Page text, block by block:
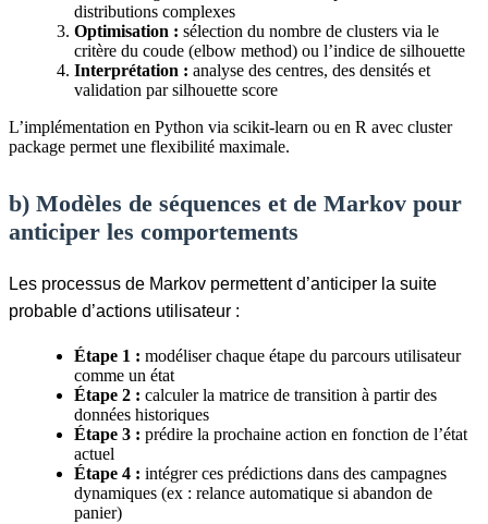
distributions complexes
Optimisation : sélection du nombre de clusters via le
critère du coude (elbow method) ou l’indice de silhouette
Interprétation : analyse des centres, des densités et
validation par silhouette score
L’implémentation en Python via scikit-learn ou en R avec cluster
package permet une flexibilité maximale.
b) Modèles de séquences et de Markov pour
anticiper les comportements
Les processus de Markov permettent d’anticiper la suite
probable d’actions utilisateur :
Étape 1 : modéliser chaque étape du parcours utilisateur
comme un état
Étape 2 : calculer la matrice de transition à partir des
données historiques
Étape 3 : prédire la prochaine action en fonction de l’état
actuel
Étape 4 : intégrer ces prédictions dans des campagnes
dynamiques (ex : relance automatique si abandon de
panier)